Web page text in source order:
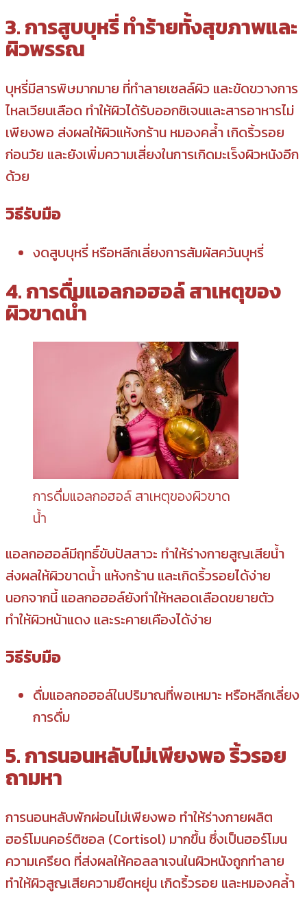
3. การสูบบุหรี่ ทำร้ายทั้งสุขภาพและ
ผิวพรรณ
บุหรี่มีสารพิษมากมาย ที่ทำลายเซลล์ผิว และขัดขวางการ
ไหลเวียนเลือด ทำให้ผิวได้รับออกซิเจนและสารอาหารไม่
เพียงพอ ส่งผลให้ผิวแห้งกร้าน หมองคล้ำ เกิดริ้วรอย
ก่อนวัย และยังเพิ่มความเสี่ยงในการเกิดมะเร็งผิวหนังอีก
ด้วย
วิธีรับมือ
งดสูบบุหรี่ หรือหลีกเลี่ยงการสัมผัสควันบุหรี่
4. การดื่มแอลกอฮอล์ สาเหตุของ
ผิวขาดน้ำ
การดื่มแอลกอฮอล์ สาเหตุของผิวขาด
น้ำ
แอลกอฮอล์มีฤทธิ์ขับปัสสาวะ ทำให้ร่างกายสูญเสียน้ำ
ส่งผลให้ผิวขาดน้ำ แห้งกร้าน และเกิดริ้วรอยได้ง่าย
นอกจากนี้ แอลกอฮอล์ยังทำให้หลอดเลือดขยายตัว
ทำให้ผิวหน้าแดง และระคายเคืองได้ง่าย
วิธีรับมือ
ดื่มแอลกอฮอล์ในปริมาณที่พอเหมาะ หรือหลีกเลี่ยง
การดื่ม
5. การนอนหลับไม่เพียงพอ ริ้วรอย
ถามหา
การนอนหลับพักผ่อนไม่เพียงพอ ทำให้ร่างกายผลิต
ฮอร์โมนคอร์ติซอล (Cortisol) มากขึ้น ซึ่งเป็นฮอร์โมน
ความเครียด ที่ส่งผลให้คอลลาเจนในผิวหนังถูกทำลาย
ทำให้ผิวสูญเสียความยืดหยุ่น เกิดริ้วรอย และหมองคล้ำ